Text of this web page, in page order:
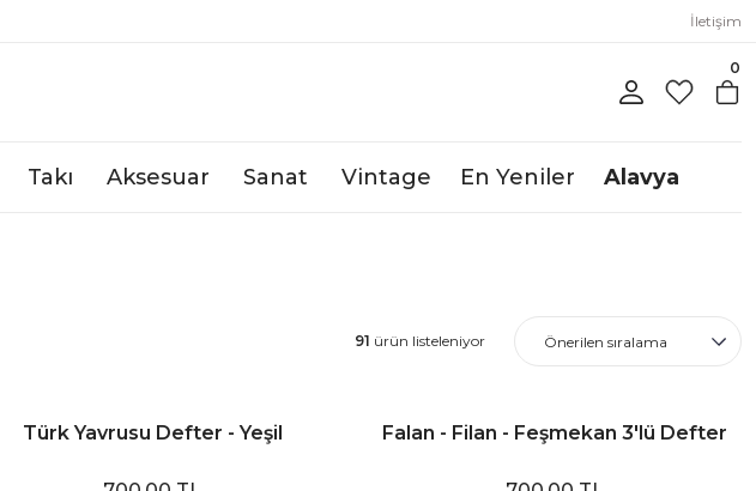
İletişim
0
Takı Aksesuar Sanat Vintage En Yeniler Alavya
91 ürün listeleniyor
Türk Yavrusu Defter - Yeşil Falan - Filan - Feşmekan 3'lü Defter